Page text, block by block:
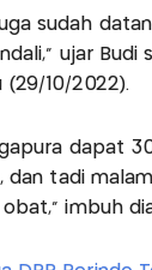
sudah
ujar Budi
10/2022).
dapat
dan tadi
imbuh